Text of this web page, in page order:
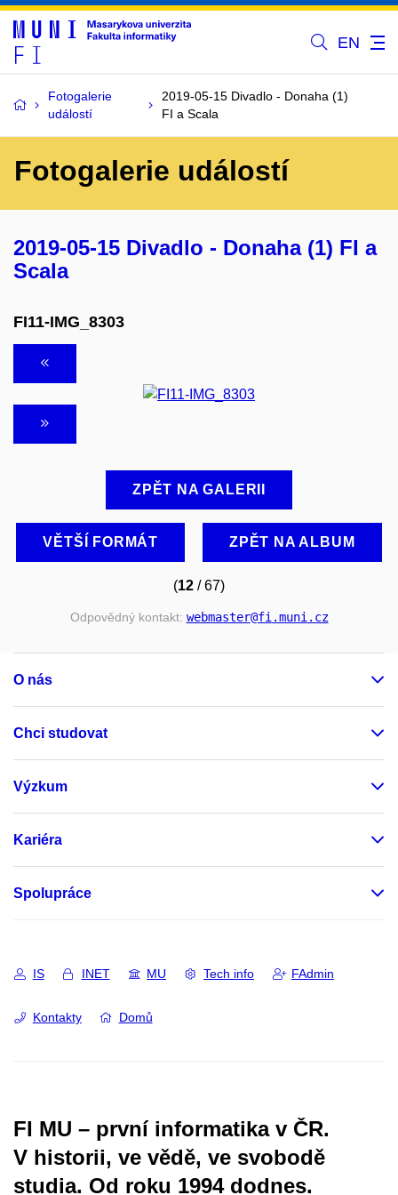
EN
Fotogalerie
událostí
2019-05-15 Divadlo - Donaha (1)
FI a Scala
Fotogalerie událostí
2019-05-15 Divadlo - Donaha (1) FI a
Scala
FI11-IMG_8303
ZPĚT NA GALERII
VĚTŠÍ FORMÁT ZPĚT NA ALBUM
(12 / 67)
Odpovědný kontakt: webmaster@fi.muni.cz
O nás
Chci studovat
Výzkum
Kariéra
Spolupráce
IS INET MU Tech info FAdmin
Kontakty Domů
FI MU – první informatika v ČR.
V historii, ve vědě, ve svobodě
studia. Od roku 1994 dodnes.